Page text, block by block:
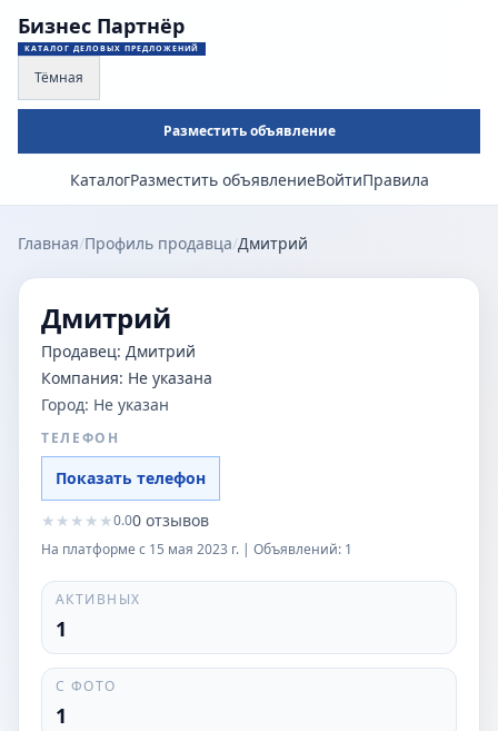
Бизнес Партнёр
КАТАЛОГ ДЕЛОВЫХ ПРЕДЛОЖЕНИЙ
Тёмная
Разместить объявление
КаталогРазместить объявлениеВойтиПравила
Главная/Профиль продавца/Дмитрий
Дмитрий
Продавец: Дмитрий
Компания: Не указана
Город: Не указан
ТЕЛЕФОН
Показать телефон
★ ★ ★ ★ ★0.00 отзывов
На платформе с 15 мая 2023 г. | Объявлений: 1
АКТИВНЫХ
1
С ФОТО
1